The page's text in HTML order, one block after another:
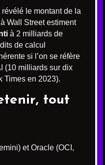
révélé le montant de la
Wall Street estiment
à 2 milliards de
de calcul
si l’on se réfère
(10 milliards sur dix
Times en 2023).
tout
et Oracle (OCI,